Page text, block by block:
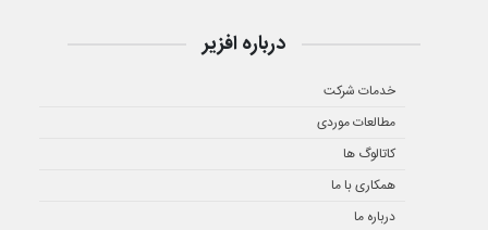
درباره افزیر
خدمات شرکت
مطالعات موردی
کاتالوگ ها
همکاری با ما
درباره ما